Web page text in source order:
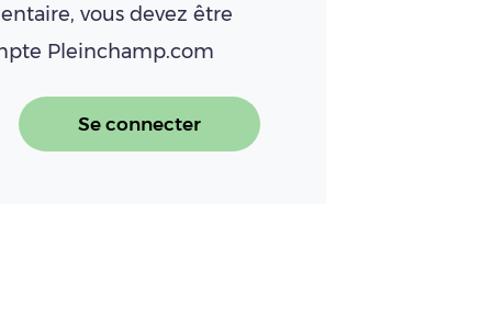
vous devez être
Pleinchamp.com
Se connecter